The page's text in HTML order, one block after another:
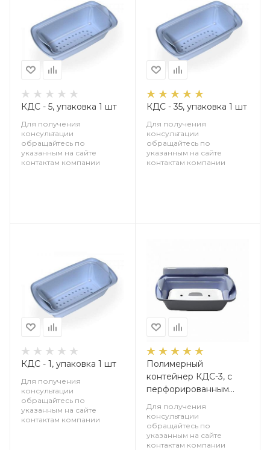
КДС - 5, упаковка 1 шт
Для получения
консультации
обращайтесь по
указанным на сайте
контактам компании
КДС - 35, упаковка 1 шт
Для получения
консультации
обращайтесь по
указанным на сайте
контактам компании
КДС - 1, упаковка 1 шт
Для получения
консультации
обращайтесь по
указанным на сайте
контактам компании
Полимерный
контейнер КДС-3, с
перфорированным
поддоном и крышкой,
3л, 1 шт
Для получения
консультации
обращайтесь по
указанным на сайте
контактам компании